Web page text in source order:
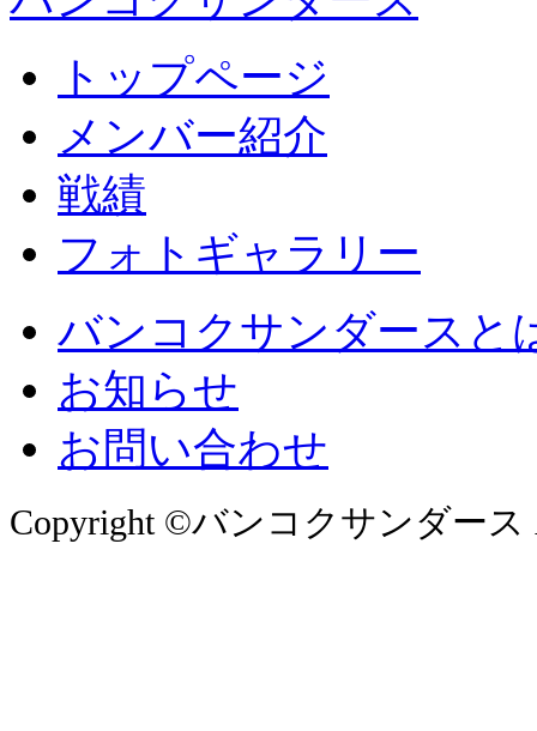
トップページ
メンバー紹介
戦績
フォトギャラリー
バンコクサンダースと
お知らせ
お問い合わせ
Copyright ©バンコクサンダース